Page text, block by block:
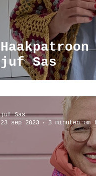
juf Sas
juf Sas
23 sep 2023
3 minuten om